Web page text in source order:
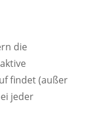
die
findet (außer
jeder